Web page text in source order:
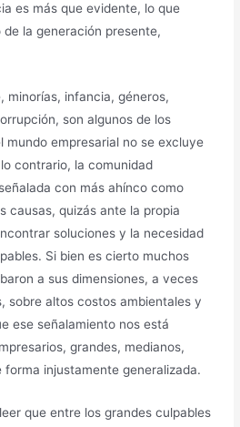
es más que evidente, lo que
la generación presente,
minorías, infancia, géneros,
son algunos de los
mundo empresarial no se excluye
contrario, la comunidad
con más ahínco como
causas, quizás ante la propia
soluciones y la necesidad
Si bien es cierto muchos
a sus dimensiones, a veces
sobre altos costos ambientales y
ese señalamiento nos está
grandes, medianos,
injustamente generalizada.
que entre los grandes culpables